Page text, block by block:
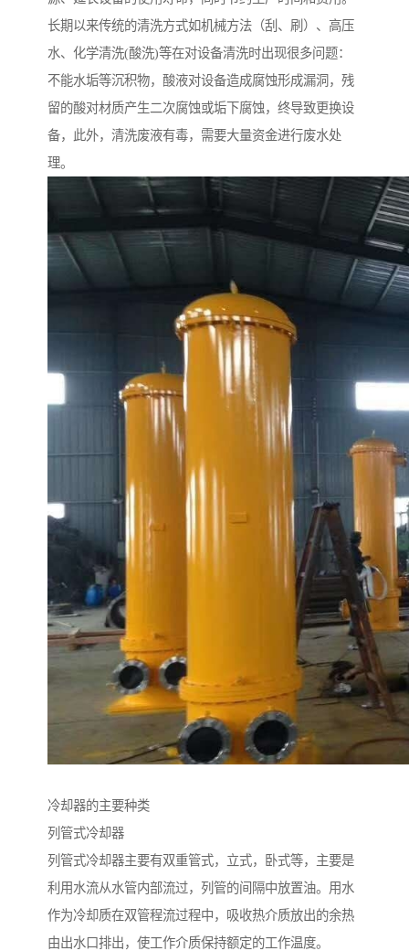
长期以来传统的清洗方式如机械方法（刮、刷）、高压
水、化学清洗(酸洗)等在对设备清洗时出现很多问题：
不能水垢等沉积物，酸液对设备造成腐蚀形成漏洞，残
留的酸对材质产生二次腐蚀或垢下腐蚀，终导致更换设
备，此外，清洗废液有毒，需要大量资金进行废水处
理。
冷却器的主要种类
列管式冷却器
列管式冷却器主要有双重管式，立式，卧式等，主要是
利用水流从水管内部流过，列管的间隔中放置油。用水
作为冷却质在双管程流过程中，吸收热介质放出的余热
由出水口排出，使工作介质保持额定的工作温度。